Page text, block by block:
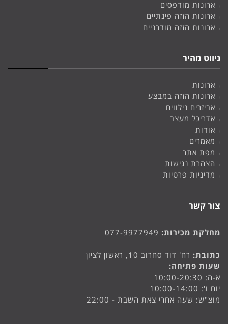
ארונות מודפסים
ארונות הזזה פינתיים
ארונות הזזה מודרניים
ניווט מהיר
ארונות
ארונות הזזה במבצע
אביזרים נילווים
אדריכל מעצב
אודות
מאמרים
מפת אתר
הצהרת נגישות
מדיניות פרטיות
צור קשר
מחלקת מכירות: 077-9977949
כתובת: רח' דוד סחרוב 10, ראשון לציון
שעות פתיחה:
א-ה: 10:00-20:30
יום ו': 10:00-14:00
מוצ"ש: שעה אחרי צאת השבת - 22:00